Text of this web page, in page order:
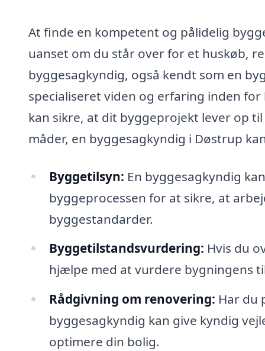
At finde en kompetent og pålidelig
uanset om du står over for et huskøb,
byggesagkyndig, også kendt som en
specialiseret viden og erfaring inden
kan sikre, at dit byggeprojekt lever op
måder, en byggesagkyndig i Døstrup
Byggetilsyn: En byggesagkyndig
byggeprocessen for at sikre, at
byggestandarder.
Byggetilstandsvurdering: Hvis du
hjælpe med at vurdere bygningens
Rådgivning om renovering: Har du
byggesagkyndig kan give kyndig
optimere din bolig.